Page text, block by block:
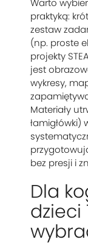
Warto
praktyką:
zestaw
(np. proste
projekty
jest
wykresy,
Materiały
bez presji i
Dla
dzieci